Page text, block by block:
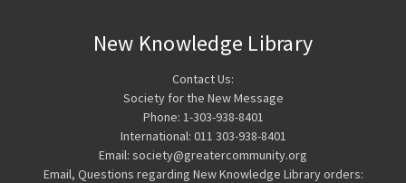
New Knowledge Library
Contact Us:
Society for the New Message
Phone: 1-303-938-8401
International: 011 303-938-8401
Email: society@greatercommunity.org
Email, Questions regarding New Knowledge Library orders: